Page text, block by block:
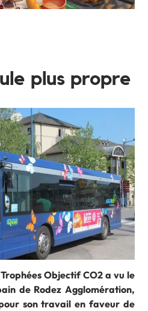
plus propre
Objectif CO2 a vu le
de Rodez Agglomération,
son travail en faveur de